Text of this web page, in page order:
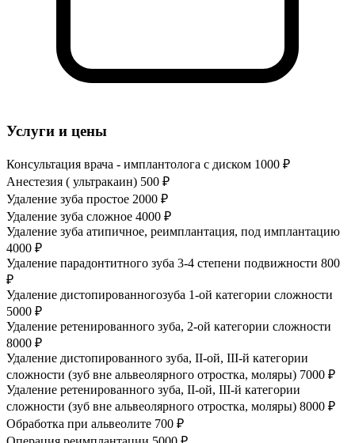
Услуги и цены
Консультация врача - имплантолога с диском 1000 ₽
Анестезия ( ультракаин) 500 ₽
Удаление зуба простое 2000 ₽
Удаление зуба сложное 4000 ₽
Удаление зуба атипичное, реимплантация, под имплантацию
4000 ₽
Удаление парадонтитного зуба 3-4 степени подвижности 800
₽
Удаление дистопированногозуба 1-ой категории сложности
5000 ₽
Удаление ретенированного зуба, 2-ой категории сложности
8000 ₽
Удаление дистопированного зуба, II-ой, III-й категории
сложности (зуб вне альвеолярного отростка, моляры) 7000 ₽
Удаление ретенированного зуба, II-ой, III-й категории
сложности (зуб вне альвеолярного отростка, моляры) 8000 ₽
Обработка при альвеолите 700 ₽